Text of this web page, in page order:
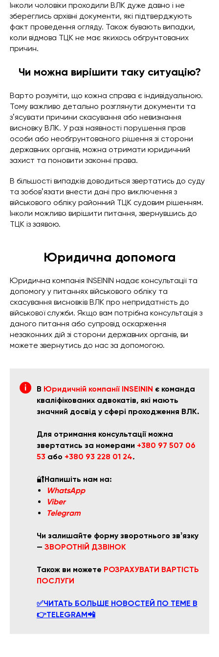
Інколи чоловіки проходили ВЛК дуже давно і не
збереглись архівні документи, які підтверджують
факт проведення огляду. Також бувають випадки,
коли відмова ТЦК не має якихось обгрунтованих
причин.
Чи можна вирішити таку ситуацію?
Варто розуміти, що кожна справа є індивідуальною.
Тому важливо детально розглянути документи та
зʼясувати причини скасування або невизнання
висновку ВЛК. У разі наявності порушення прав
особи або необгрунтованого рішення зі сторони
державних органів, можна отримати юридичний
захист та поновити законні права.
В більшості випадків доводиться звертатись до суду
та зобовʼязати внести дані про виключення з
військового обліку районний ТЦК судовим рішенням.
Інколи можливо вирішити питання, звернувшись до
ТЦК із заявою.
Юридична допомога
Юридична компанія INSEININ надає консультації та
допомогу у питаннях військового обліку та
скасування висновків ВЛК про непридатність до
військової служби. Якщо вам потрібна консультація з
даного питання або супровід оскарження
незаконних дій зі сторони державних органів, ви
можете звернутись до нас за допомогою.
В Юридичній компанії INSEININ є команда
кваліфікованих адвокатів, які мають
значний досвід у сфері проходження ВЛК.
Для отримання консультації можна
звертатись за номерами +380 97 507 06
53 або +380 93 228 01 24.
🔐Напишіть нам на:
WhatsApp
Viber
Telegram
Чи залишайте форму зворотнього звʼязку
— ЗВОРОТНІЙ ДЗВІНОК
Також ви можете РОЗРАХУВАТИ ВАРТІСТЬ
ПОСЛУГИ
✅ЧИТАТЬ БОЛЬШЕ НОВОСТЕЙ ПО ТЕМЕ В
👉TELEGRAM📲